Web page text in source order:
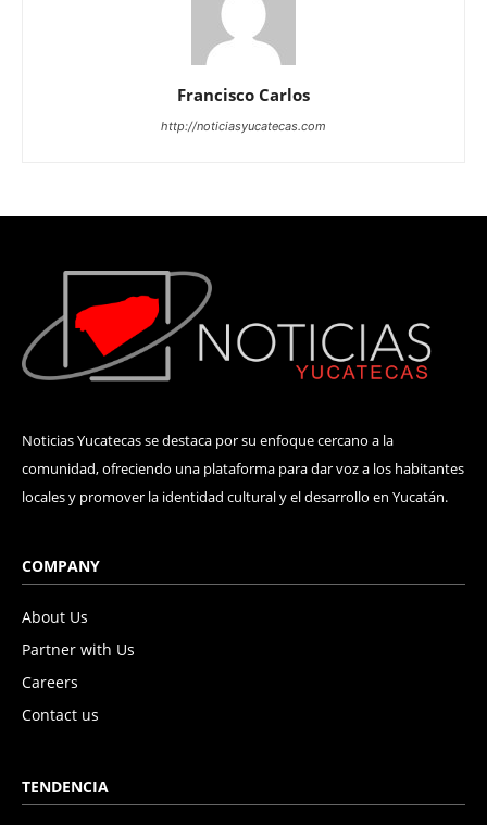
Francisco Carlos
http://noticiasyucatecas.com
Noticias Yucatecas se destaca por su enfoque cercano a la
comunidad, ofreciendo una plataforma para dar voz a los habitantes
locales y promover la identidad cultural y el desarrollo en Yucatán.
COMPANY
About Us
Partner with Us
Careers
Contact us
TENDENCIA